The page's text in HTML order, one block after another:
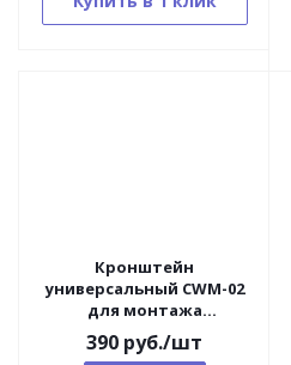
Кронштейн
универсальный CWM-02
для монтажа
конвектора на стену
390 руб./шт